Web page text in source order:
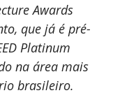
Awards
que já é pré-
Platinum
na área mais
brasileiro.